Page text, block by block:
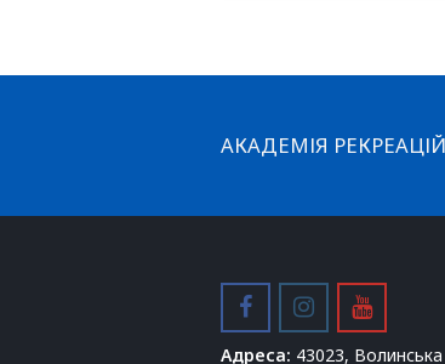
АКАДЕМІЯ
facebookinstagram
Адреса: 43023,